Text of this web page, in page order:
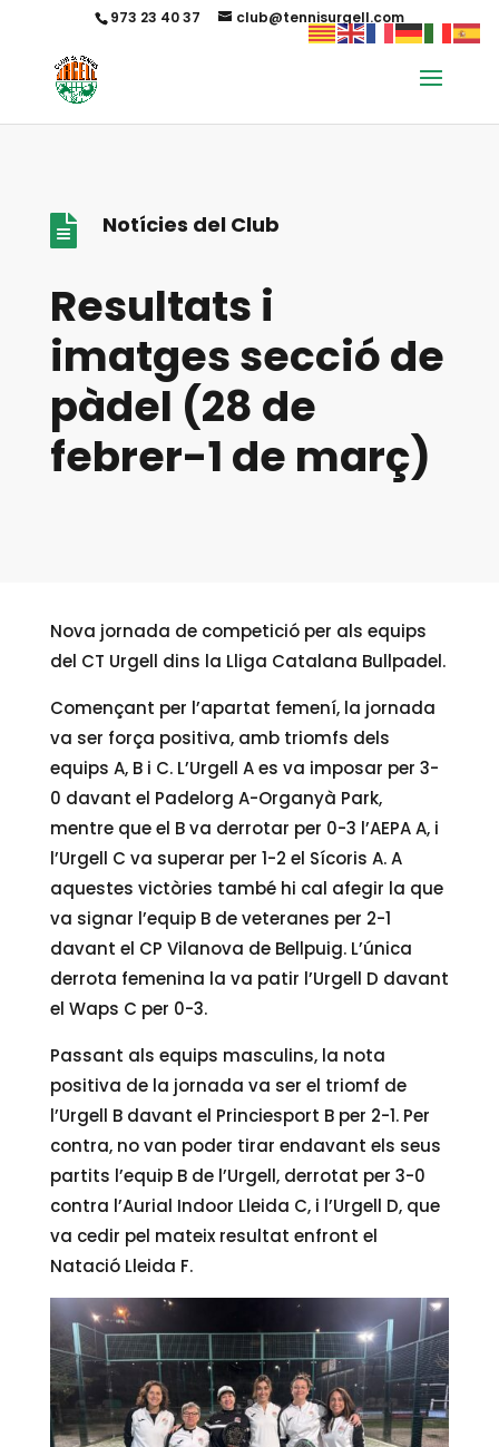
973 23 40 37 club@tennisurgell.com
 Notícies del Club
Resultats i
imatges secció de
pàdel (28 de
febrer-1 de març)
Nova jornada de competició per als equips
del CT Urgell dins la Lliga Catalana Bullpadel.
Començant per l’apartat femení, la jornada
va ser força positiva, amb triomfs dels
equips A, B i C. L’Urgell A es va imposar per 3-
0 davant el Padelorg A-Organyà Park,
mentre que el B va derrotar per 0-3 l’AEPA A, i
l’Urgell C va superar per 1-2 el Sícoris A. A
aquestes victòries també hi cal afegir la que
va signar l’equip B de veteranes per 2-1
davant el CP Vilanova de Bellpuig. L’única
derrota femenina la va patir l’Urgell D davant
el Waps C per 0-3.
Passant als equips masculins, la nota
positiva de la jornada va ser el triomf de
l’Urgell B davant el Princiesport B per 2-1. Per
contra, no van poder tirar endavant els seus
partits l’equip B de l’Urgell, derrotat per 3-0
contra l’Aurial Indoor Lleida C, i l’Urgell D, que
va cedir pel mateix resultat enfront el
Natació Lleida F.